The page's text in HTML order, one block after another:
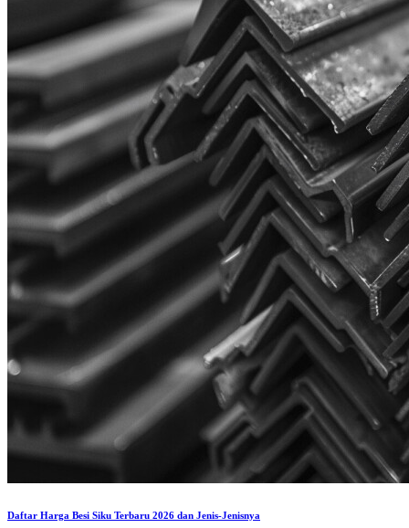
Daftar Harga Besi Siku Terbaru 2026 dan Jenis-Jenisnya